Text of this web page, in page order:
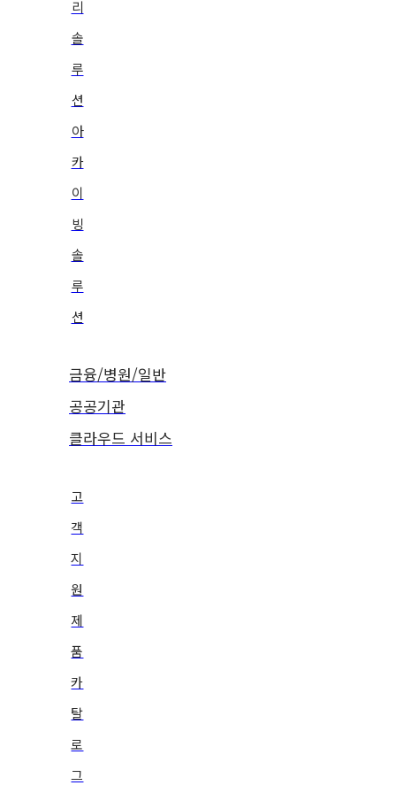
리
솔
루
션
아
카
이
빙
솔
루
션
금융/병원/일반
공공기관
클라우드 서비스
고
객
지
원
제
품
카
탈
로
그